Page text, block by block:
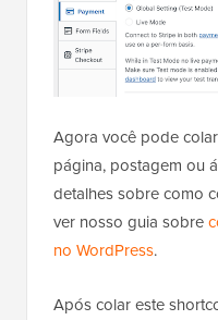
Agora você pode
página, postagem ou
detalhes sobre como
ver nosso guia sobre
no WordPress.
Após colar este